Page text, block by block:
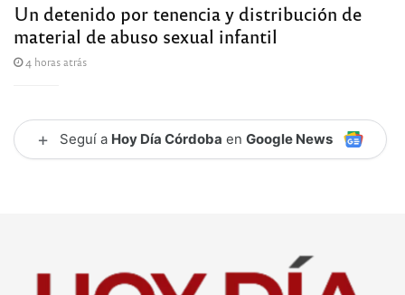
Un detenido por tenencia y distribución de
material de abuso sexual infantil
4 horas atrás
+ Seguí a Hoy Día Córdoba en Google News